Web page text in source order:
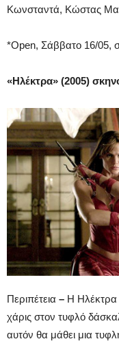
Κωνσταντά, Κώστας
*Open, Σάββατο 16/05,
«Ηλέκτρα» (2005)
Περιπέτεια – Η Ηλέκτρα
χάρις στον τυφλό
αυτόν θα μάθει μια